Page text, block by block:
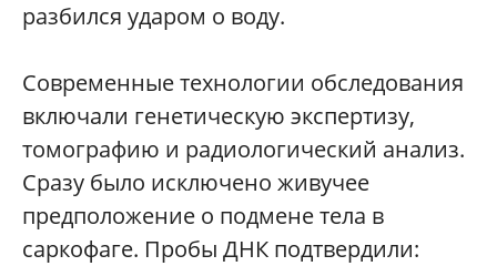
разбился ударом о воду.
Современные технологии обследования
включали генетическую экспертизу,
томографию и радиологический анализ.
Сразу было исключено живучее
предположение о подмене тела в
саркофаге. Пробы ДНК подтвердили: